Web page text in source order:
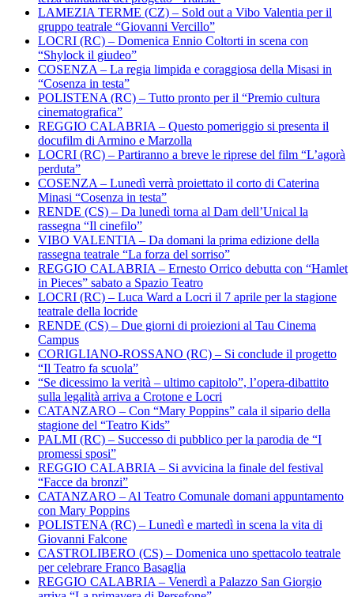
LAMEZIA TERME (CZ) – Sold out a Vibo Valentia per il
gruppo teatrale “Giovanni Vercillo”
LOCRI (RC) – Domenica Ennio Coltorti in scena con
“Shylock il giudeo”
COSENZA – La regia limpida e coraggiosa della Misasi in
“Cosenza in testa”
POLISTENA (RC) – Tutto pronto per il “Premio cultura
cinematografica”
REGGIO CALABRIA – Questo pomeriggio si presenta il
docufilm di Armino e Marzolla
LOCRI (RC) – Partiranno a breve le riprese del film “L’agorà
perduta”
COSENZA – Lunedì verrà proiettato il corto di Caterina
Minasi “Cosenza in testa”
RENDE (CS) – Da lunedì torna al Dam dell’Unical la
rassegna “Il cinefilo”
VIBO VALENTIA – Da domani la prima edizione della
rassegna teatrale “La forza del sorriso”
REGGIO CALABRIA – Ernesto Orrico debutta con “Hamlet
in Pieces” sabato a Spazio Teatro
LOCRI (RC) – Luca Ward a Locri il 7 aprile per la stagione
teatrale della locride
RENDE (CS) – Due giorni di proiezioni al Tau Cinema
Campus
CORIGLIANO-ROSSANO (RC) – Si conclude il progetto
“Il Teatro fa scuola”
“Se dicessimo la verità – ultimo capitolo”, l’opera-dibattito
sulla legalità arriva a Crotone e Locri
CATANZARO – Con “Mary Poppins” cala il sipario della
stagione del “Teatro Kids”
PALMI (RC) – Successo di pubblico per la parodia de “I
promessi sposi”
REGGIO CALABRIA – Si avvicina la finale del festival
“Facce da bronzi”
CATANZARO – Al Teatro Comunale domani appuntamento
con Mary Poppins
POLISTENA (RC) – Lunedì e martedì in scena la vita di
Giovanni Falcone
CASTROLIBERO (CS) – Domenica uno spettacolo teatrale
per celebrare Franco Basaglia
REGGIO CALABRIA – Venerdì a Palazzo San Giorgio